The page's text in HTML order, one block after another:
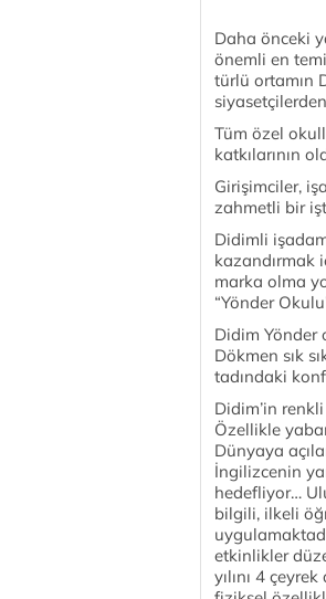
Daha önceki
önemli en
türlü ortamın
Tüm özel
katkılarının
Girişimciler,
zahmetli bir
Didimli
kazandırmak
marka olma
“Yönder
Didim Yönder
Dökmen sık
tadındaki
Didim’in
Özellikle
Dünyaya
İngilizcenin
hedefliyor…
bilgili, ilkeli
etkinlikler
yılını 4